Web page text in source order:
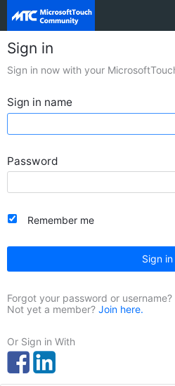
Sign in
Sign in now with your
Sign in name
Password
Remember me
Sign in
Forgot your password or username?
Not yet a member? Join here.
Or Sign in With